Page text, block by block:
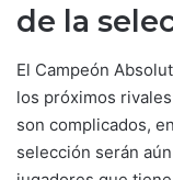
de la
El Campeón
los próximos
son complicados,
selección serán